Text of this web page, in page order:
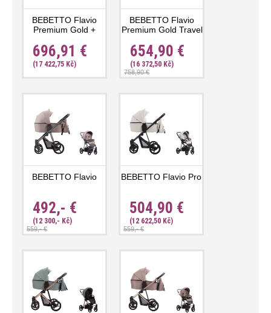
BEBETTO Flavio
Premium Gold +
696,91 €
(17 422,75 Kč)
BEBETTO Flavio
Premium Gold Travel
654,90 €
(16 372,50 Kč)
758,90 €
BEBETTO Flavio
492,- €
(12 300,- Kč)
559,- €
BEBETTO Flavio Pro
504,90 €
(12 622,50 Kč)
559,- €